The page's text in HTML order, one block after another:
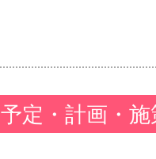
予定・計画・